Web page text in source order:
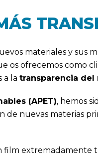
materiales y sus
os ofrecemos como
a la transparencia
(APET), hemos
de nuevas materias
film extremadamente